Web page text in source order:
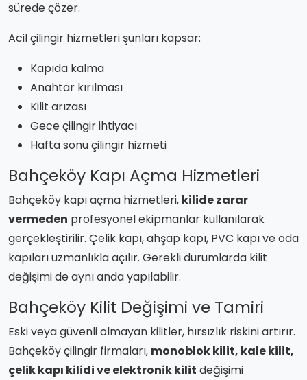
sürede çözer.
Acil çilingir hizmetleri şunları kapsar:
Kapıda kalma
Anahtar kırılması
Kilit arızası
Gece çilingir ihtiyacı
Hafta sonu çilingir hizmeti
Bahçeköy Kapı Açma Hizmetleri
Bahçeköy kapı açma hizmetleri, kilide zarar
vermeden profesyonel ekipmanlar kullanılarak
gerçekleştirilir. Çelik kapı, ahşap kapı, PVC kapı ve oda
kapıları uzmanlıkla açılır. Gerekli durumlarda kilit
değişimi de aynı anda yapılabilir.
Bahçeköy Kilit Değişimi ve Tamiri
Eski veya güvenli olmayan kilitler, hırsızlık riskini artırır.
Bahçeköy çilingir firmaları, monoblok kilit, kale kilit,
çelik kapı kilidi ve elektronik kilit değişimi